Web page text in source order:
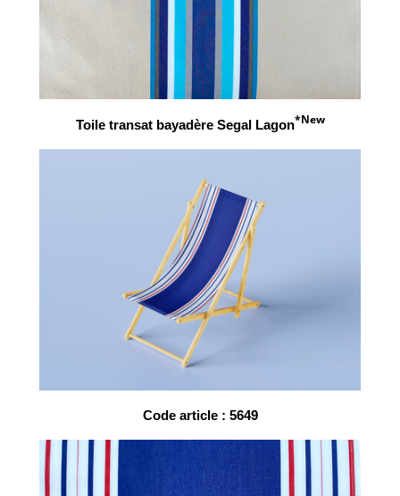
Toile transat bayadère Segal Lagon*New
Code article : 5649